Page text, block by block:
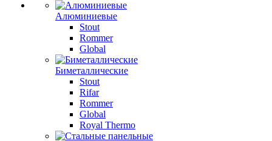
Алюминиевые
Stout
Rommer
Global
Биметаллические
Stout
Rifar
Rommer
Global
Royal Thermo